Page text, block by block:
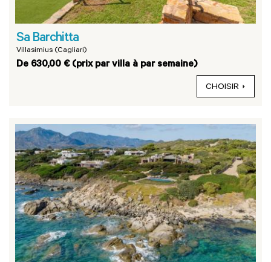
Sa Barchitta
Villasimius (Cagliari)
De 630,00 € (prix par villa à par semaine)
CHOISIR